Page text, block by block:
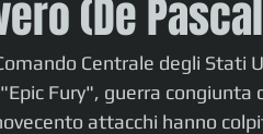
(De
Centrale degli Stati
Fury", guerra congiunta
attacchi hanno